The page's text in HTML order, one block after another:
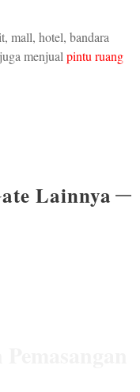
mall, hotel, bandara
menjual pintu ruang
Lainnya